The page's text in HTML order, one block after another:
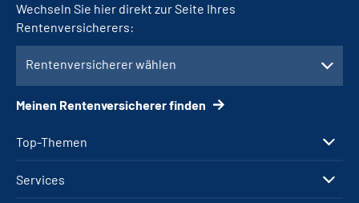
Top-Themen
Services
Wechseln Sie hier direkt zur Seite Ihres
Rentenversicherers:
Rentenversicherer wählen
Meinen Rentenversicherer finden